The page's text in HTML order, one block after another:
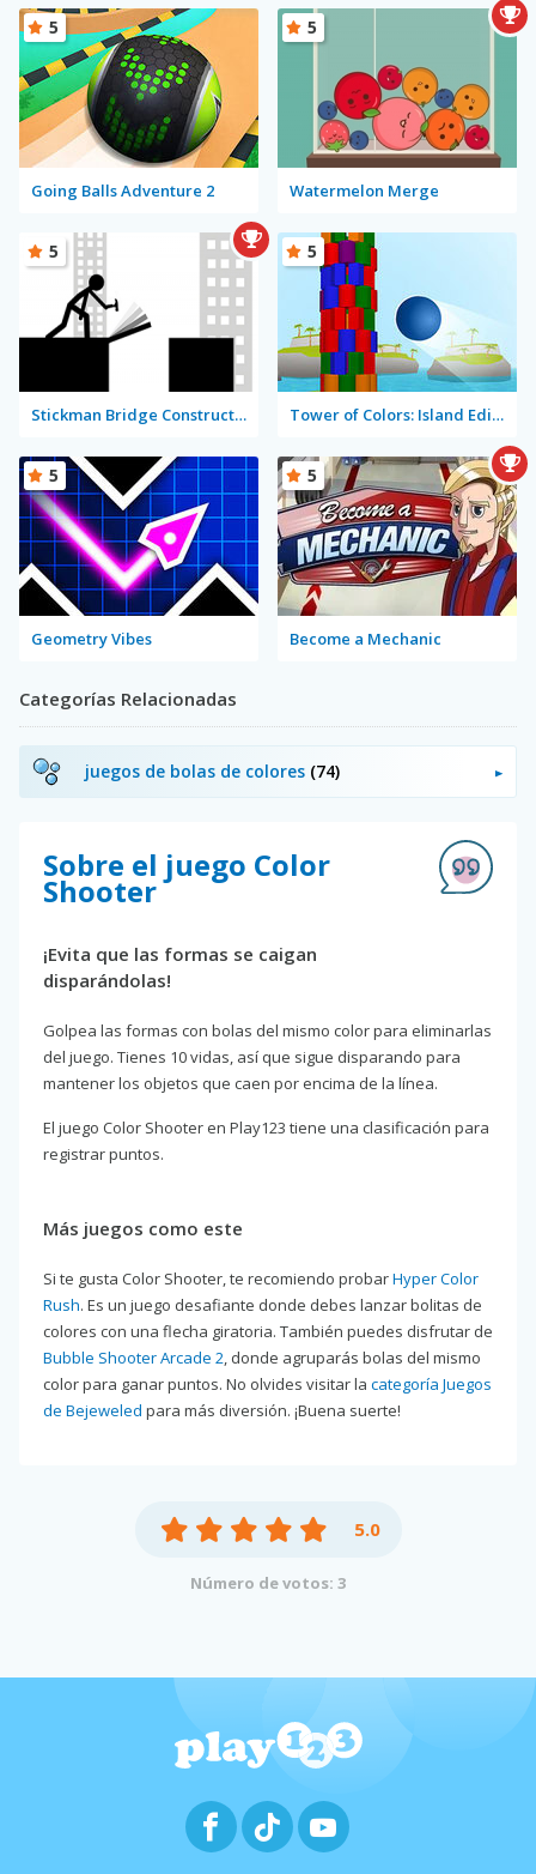
Going Balls Adventure 2
5
Watermelon Merge
5
Stickman Bridge Constructor
5
Tower of Colors: Island Edition
5
Geometry Vibes
5
Become a Mechanic
5
Categorías Relacionadas
juegos de bolas de colores (74)
Sobre el juego Color
Shooter
¡Evita que las formas se caigan
disparándolas!
Golpea las formas con bolas del mismo color para eliminarlas
del juego. Tienes 10 vidas, así que sigue disparando para
mantener los objetos que caen por encima de la línea.
El juego Color Shooter en Play123 tiene una clasificación para
registrar puntos.
Más juegos como este
Si te gusta Color Shooter, te recomiendo probarHyper Color
Rush. Es un juego desafiante donde debes lanzar bolitas de
colores con una flecha giratoria. También puedes disfrutar de
Bubble Shooter Arcade 2, donde agruparás bolas del mismo
color para ganar puntos. No olvides visitar la categoría Juegos
de Bejeweled para más diversión. ¡Buena suerte!
5.0
Número de votos: 3